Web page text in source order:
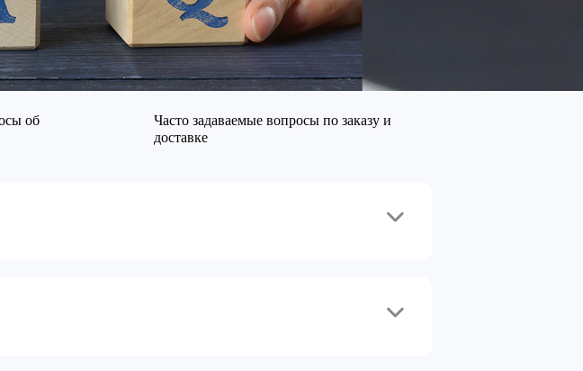
МЕЧТА 25К ОСНОВНОЙ
об
Часто задаваемые вопросы по заказу и
доставке